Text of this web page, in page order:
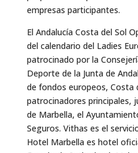
empresas participantes.
El Andalucía Costa del Sol
del calendario del Ladies
patrocinado por la
Deporte de la Junta de
de fondos europeos, Costa
patrocinadores principales,
de Marbella, el
Seguros. Vithas es el
Hotel Marbella es hotel